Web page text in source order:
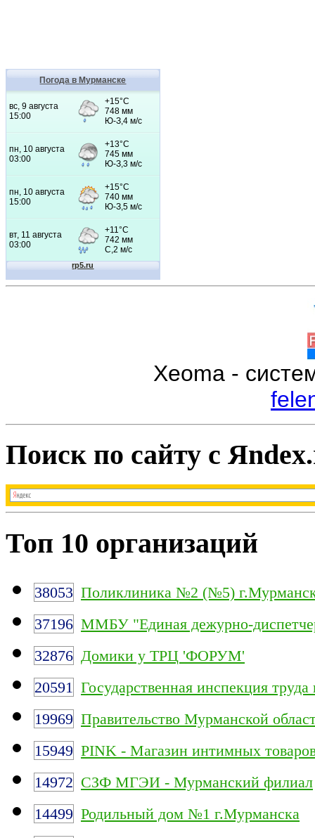
Погода в Мурманске
Xeoma -
Поиск по сайту с
Топ 10 организаций
38053 Поликлиника №2 (№5)
37196 ММБУ "Единая дежурно-
32876 Домики у ТРЦ 'ФОРУМ'
20591 Государственная инспекция
19969 Правительство Мурманской
15949 PINK - Магазин интимных
14972 СЗФ МГЭИ - Мурманский филиал
14499 Родильный дом №1 г.Мурманска